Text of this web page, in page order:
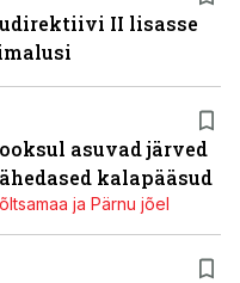
II lisasse
asuvad järved
kalapääsud
ja Pärnu jõel